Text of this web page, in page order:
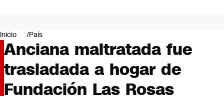
Negocios
Deportes
Programas completos
Cultura
Servicios
Bits
Inicio País
Anciana maltratada fue
trasladada a hogar de
Fundación Las Rosas